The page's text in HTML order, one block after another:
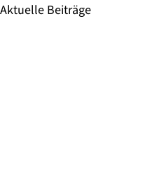
Aktuelle Beiträge